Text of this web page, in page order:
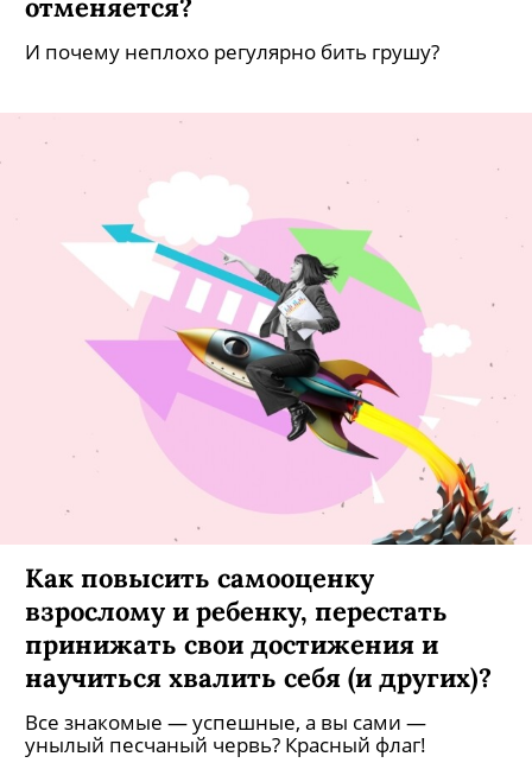
И почему неплохо регулярно бить грушу?
Как повысить самооценку
взрослому и ребенку, перестать
принижать свои достижения и
научиться хвалить себя (и других)?
Все знакомые — успешные, а вы сами —
унылый песчаный червь? Красный флаг!